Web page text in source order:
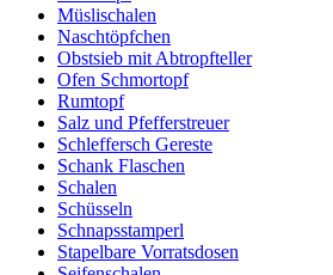
Müslischalen
Naschtöpfchen
Obstsieb mit Abtropfteller
Ofen Schmortopf
Rumtopf
Salz und Pfefferstreuer
Schleffersch Gereste
Schank Flaschen
Schalen
Schüsseln
Schnapsstamperl
Stapelbare Vorratsdosen